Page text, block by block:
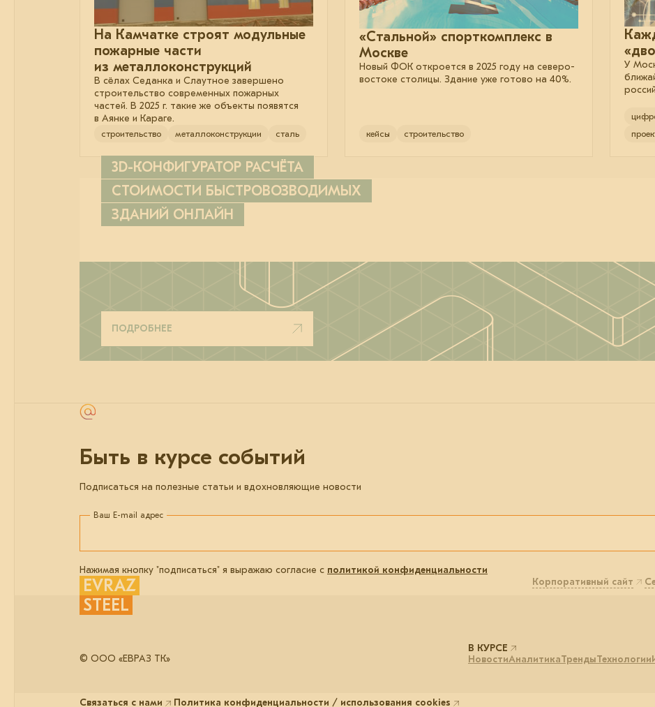
На Камчатке строят модульные
пожарные части
из металлоконструкций
В сёлах Седанка и Слаутное завершено
строительство современных пожарных
частей. В 2025 г. такие же объекты появятся
в Аянке и Караге.
строительство металлоконструкции сталь
«Стальной» спорткомплекс в
Москве
Новый ФОК откроется в 2025 году на северо-
востоке столицы. Здание уже готово на 40%.
кейсы строительство
У
3D-КОНФИГУРАТОР РАСЧЁТА
СТОИМОСТИ БЫСТРОВОЗВОДИМЫХ
ЗДАНИЙ ОНЛАЙН
ПОДРОБНЕЕ
Быть в курсе событий
Подписаться на полезные статьи и вдохновляющие новости
Ваш E-mail адрес
Нажимая кнопку "подписаться" я выражаю согласие с политикой конфиденциальности
Корпоративный сайт
EVRAZ
STEEL
© ООО «ЕВРАЗ ТК»
В КУРСЕ
НовостиАналитикаТрендыТехнологии
Связаться с нами Политика конфиденциальности / использования cookies